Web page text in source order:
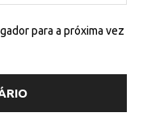
para a próxima vez